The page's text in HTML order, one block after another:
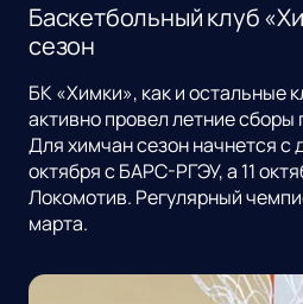
Баскетбольный клуб
сезон
БК «Химки», как и остальные
активно провел летние
Для химчан сезон начнется с
октября с БАРС-РГЭУ, а 11
Локомотив. Регулярный
марта.